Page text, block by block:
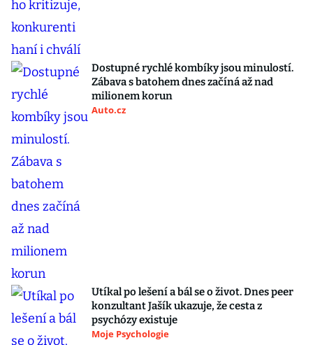
Dostupné rychlé kombíky jsou minulostí.
Zábava s batohem dnes začíná až nad
milionem korun
Auto.cz
Utíkal po lešení a bál se o život. Dnes peer
konzultant Jašík ukazuje, že cesta z
psychózy existuje
Moje Psychologie